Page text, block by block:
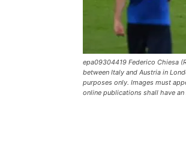
epa09304419 Federico Chiesa
between Italy and Austria in
purposes only. Images must
online publications shall have